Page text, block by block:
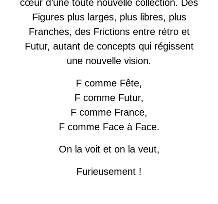
cœur d’une toute nouvelle collection. Des
Figures plus larges, plus libres, plus
Franches, des Frictions entre rétro et
Futur, autant de concepts qui régissent
une nouvelle vision.
F comme Fête,
F comme Futur,
F comme France,
Fcomme Face à Face.
On la voit et on la veut,
Furieusement !